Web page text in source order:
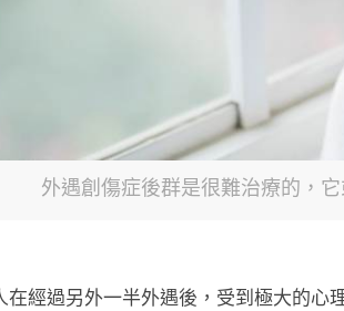
外遇創傷症後群是很難治療的，
在經過另外一半外遇後，受到極大的心